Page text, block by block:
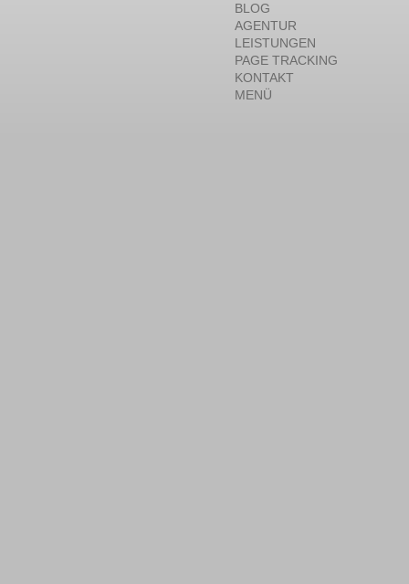
BLOG
AGENTUR
LEISTUNGEN
PAGE TRACKING
KONTAKT
MENÜ